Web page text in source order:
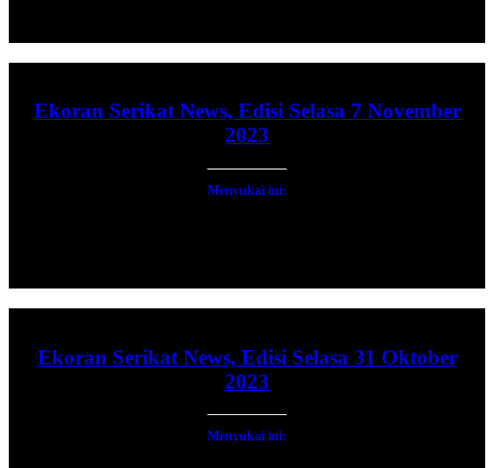
Ekoran Serikat News, Edisi Selasa 7 November
2023
Menyukai ini:
Ekoran Serikat News, Edisi Selasa 31 Oktober
2023
Menyukai ini: